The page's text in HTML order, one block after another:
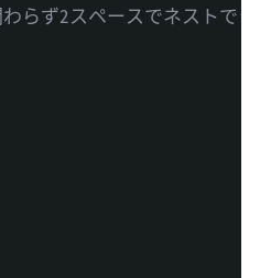
らず2スペースでネストで